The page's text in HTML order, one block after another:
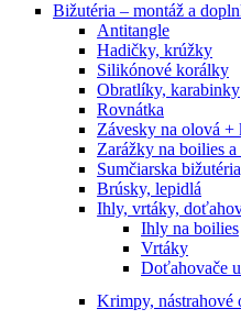
Bižutéria – montáž a
Antitangle
Hadičky, krúžky
Silikónové korálky
Obratlíky, karabinky
Rovnátka
Závesky na olová
Zarážky na boilies a
Sumčiarska
Brúsky, lepidlá
Ihly, vrtáky,
Ihly na boilies
Vrtáky
Doťahovače
Krimpy, nástrahové